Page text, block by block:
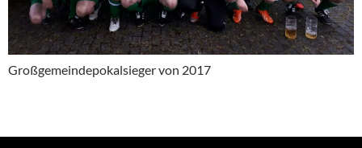
Großgemeindepokalsieger von 2017